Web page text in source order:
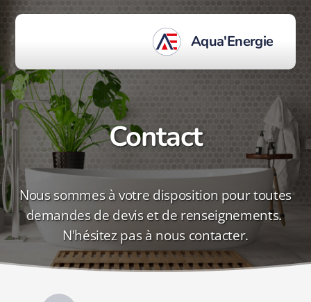
Aqua'Energie
Contact
Nous sommes à votre disposition pour toutes
demandes de devis et de renseignements.
N'hésitez pas à nous contacter.